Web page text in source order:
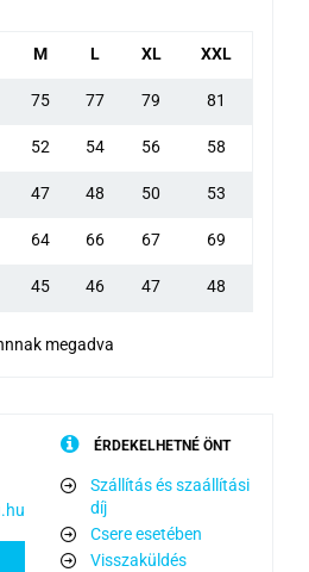
M L XL XXL
75 77 79 81
52 54 56 58
47 48 50 53
64 66 67 69
45 46 47 48
megadva
ÉRDEKELHETNÉ ÖNT
Szállítás és szaállítási
díj
Csere esetében
Visszaküldés